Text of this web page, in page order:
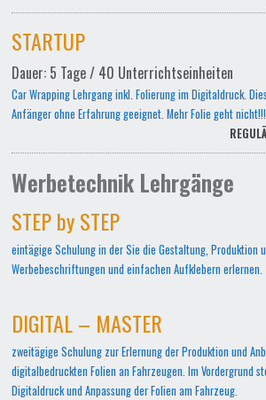
STARTUP
Dauer: 5 Tage / 40 Unterrichtseinheiten
Car Wrapping Lehrgang inkl. Folierung im Digitaldruck.
Anfänger ohne Erfahrung geeignet. Mehr Folie geht
Werbetechnik Lehrgänge
STEP by STEP
eintägige Schulung in der Sie die Gestaltung, Produktion
Werbebeschriftungen und einfachen Aufklebern erlernen.
DIGITAL – MASTER
zweitägige Schulung zur Erlernung der Produktion und
digitalbedruckten Folien an Fahrzeugen. Im Vordergrund
Digitaldruck und Anpassung der Folien am Fahrzeug.